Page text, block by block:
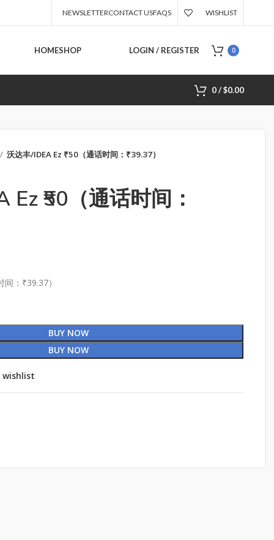
NEWSLETTERCONTACT USFAQS WISHLIST
HOMESHOP LOGIN / REGISTER 0
0/ $0.00
沃达丰/IDEA Ez ₹50（通话时间：₹39.37）
Ez ₹50（通话时间：
：₹39.37）
BUY NOW
BUY NOW
wishlist